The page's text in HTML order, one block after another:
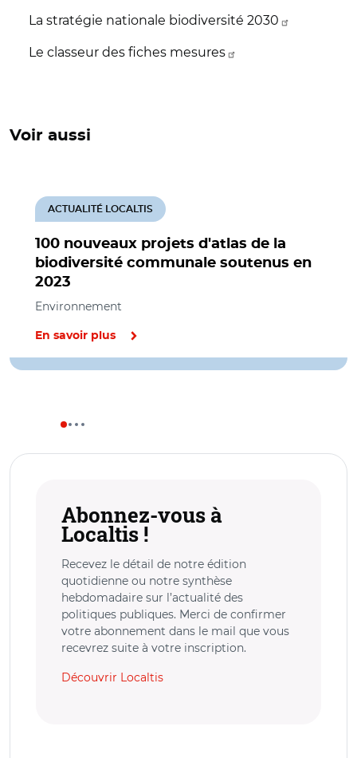
La stratégie nationale biodiversité 2030
Le classeur des fiches mesures
Voir aussi
100 nouveaux projets d'atlas de la
biodiversité communale soutenus en
2023
ACTUALITÉ LOCALTIS
Environnement
En savoir plus
Abonnez-vous à
Localtis !
Recevez le détail de notre édition
quotidienne ou notre synthèse
hebdomadaire sur l’actualité des
politiques publiques. Merci de confirmer
votre abonnement dans le mail que vous
recevrez suite à votre inscription.
Découvrir Localtis